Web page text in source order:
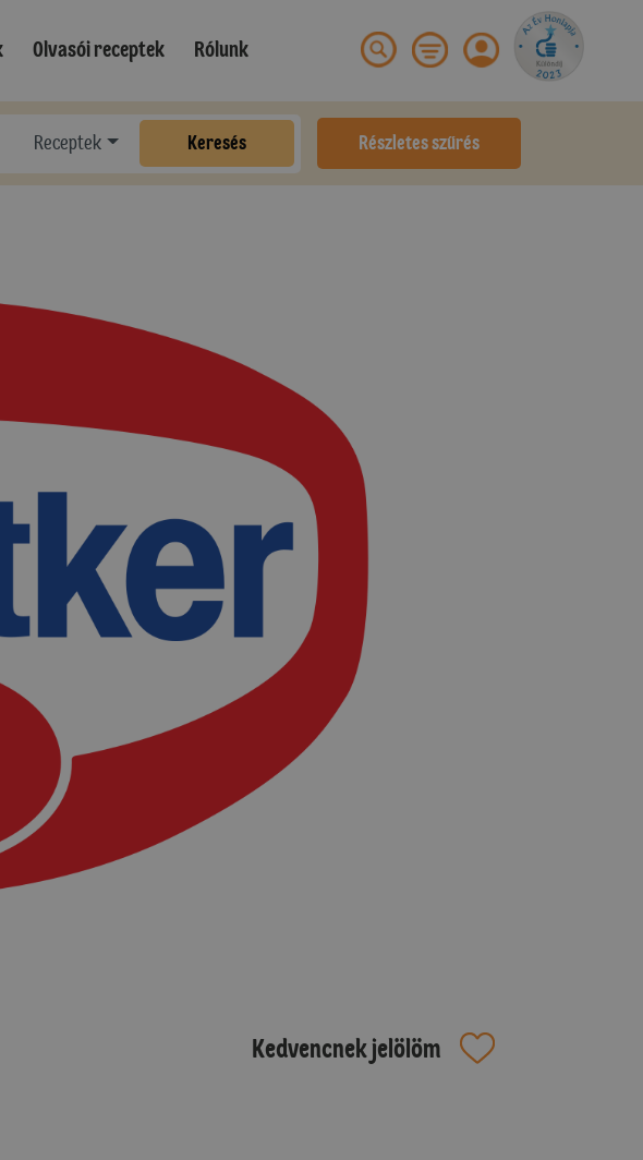
Olvasói receptek Rólunk
Receptek Keresés Részletes szűrés
Kedvencnek jelölöm